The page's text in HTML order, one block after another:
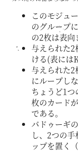
このモジュ
のグループ
の2枚は表向
与えられた
ける(表には
与えられた
にループし
ちょうど1
枚のカード
である。
バドゥーギ
し、2つの
ップを置く